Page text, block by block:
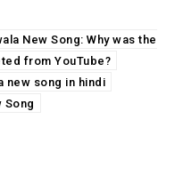
New Song: Why was the
from YouTube?
new song in hindi
Song